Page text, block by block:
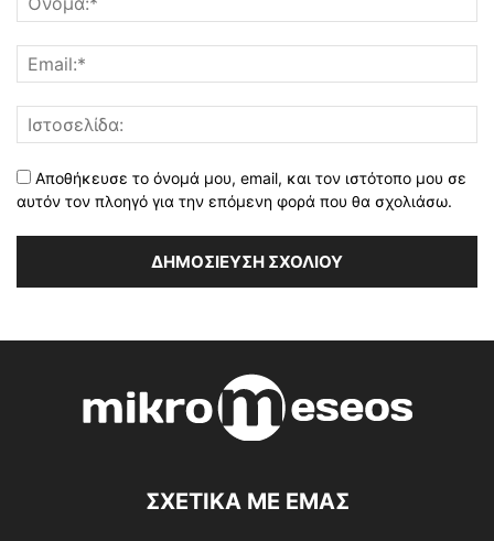
Αποθήκευσε το όνομά μου, email, και τον ιστότοπο μου σε
αυτόν τον πλοηγό για την επόμενη φορά που θα σχολιάσω.
ΣΧΕΤΙΚΑ ΜΕ ΕΜΑΣ